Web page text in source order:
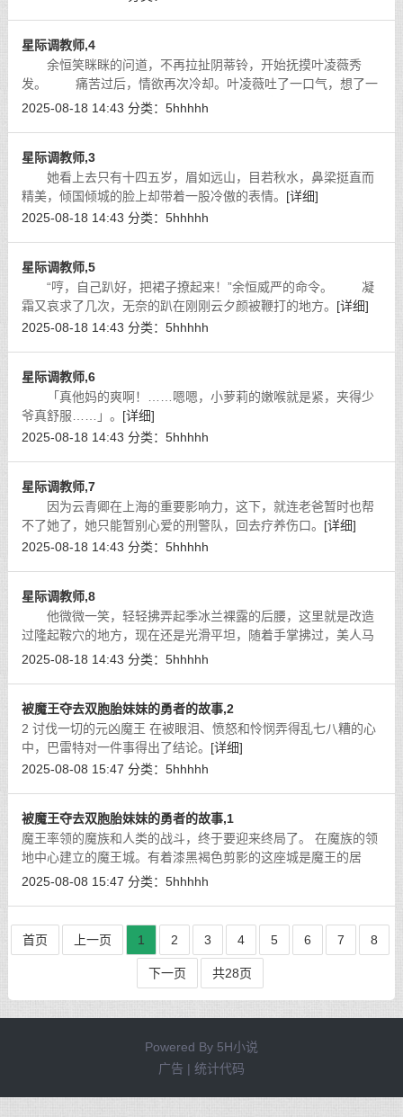
星际调教师,4
余恒笑眯眯的问道，不再拉扯阴蒂铃，开始抚摸叶凌薇秀
发。 痛苦过后，情欲再次冷却。叶凌薇吐了一口气，想了一
下，才清悦的说道：“回主人，母狗薇薇不论痛苦还是快乐，都是
2025-08-18 14:43 分类： 5hhhhh
星际调教师,3
她看上去只有十四五岁，眉如远山，目若秋水，鼻梁挺直而
精美，倾国倾城的脸上却带着一股冷傲的表情。 [详细]
2025-08-18 14:43 分类： 5hhhhh
星际调教师,5
“哼，自己趴好，把裙子撩起来！”余恒威严的命令。 凝
霜又哀求了几次，无奈的趴在刚刚云夕颜被鞭打的地方。 [详细]
2025-08-18 14:43 分类： 5hhhhh
星际调教师,6
「真他妈的爽啊！……嗯嗯，小萝莉的嫩喉就是紧，夹得少
爷真舒服……」。 [详细]
2025-08-18 14:43 分类： 5hhhhh
星际调教师,7
因为云青卿在上海的重要影响力，这下，就连老爸暂时也帮
不了她了，她只能暂别心爱的刑警队，回去疗养伤口。 [详细]
2025-08-18 14:43 分类： 5hhhhh
星际调教师,8
他微微一笑，轻轻拂弄起季冰兰裸露的后腰，这里就是改造
过隆起鞍穴的地方，现在还是光滑平坦，随着手掌拂过，美人马
身体渐渐颤抖起来，丰满浑圆的美臀轻轻的摇摆起来，小嘴也发
2025-08-18 14:43 分类： 5hhhhh
被魔王夺去双胞胎妹妹的勇者的故事,2
2 讨伐一切的元凶魔王 在被眼泪、愤怒和怜悯弄得乱七八糟的心
中，巴雷特对一件事得出了结论。 [详细]
2025-08-08 15:47 分类： 5hhhhh
被魔王夺去双胞胎妹妹的勇者的故事,1
魔王率领的魔族和人类的战斗，终于要迎来终局了。 在魔族的领
地中心建立的魔王城。有着漆黑褐色剪影的这座城是魔王的居
城，也是魔族最后的堡垒。[详细]
2025-08-08 15:47 分类： 5hhhhh
首页 上一页 1 2 3 4 5 6 7 8
下一页 共28页
Powered By 5H小说
广告 | 统计代码